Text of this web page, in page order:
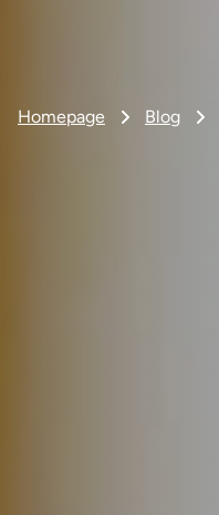
Homepage Blog